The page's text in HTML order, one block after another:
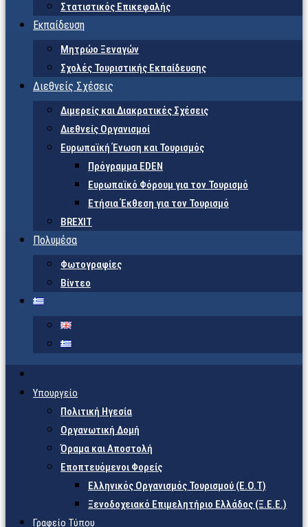
Στατιστικός Επικεφαλής
Εκπαίδευση
Μητρώο Ξεναγών
Σχολές Τουριστικής Εκπαίδευσης
Διεθνείς Σχέσεις
Διμερείς και Διακρατικές Σχέσεις
Διεθνείς Οργανισμοί
Ευρωπαϊκή Ένωση και Τουρισμός
Πρόγραμμα EDEN
Ευρωπαϊκό Φόρουμ για τον Τουρισμό
Ετήσια Έκθεση για τον Τουρισμό
BREXIT
Πολυμέσα
Φωτογραφίες
Βίντεο
Υπουργείο
Πολιτική Ηγεσία
Οργανωτική Δομή
Όραμα και Αποστολή
Εποπτευόμενοι Φορείς
Eλληνικός Οργανισμός Τουρισμού (Ε.Ο.Τ)
Ξενοδοχειακό Επιμελητήριο Ελλάδος (Ξ.Ε.Ε.)
Γραφείο Τύπου